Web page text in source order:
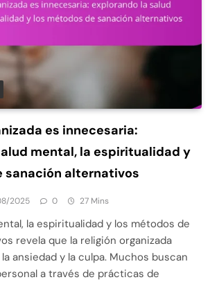
es innecesaria:
mental, la espiritualidad y
sanación alternativos
2025 0 27 Mins
la espiritualidad y los métodos de
revela que la religión organizada
ansiedad y la culpa. Muchos buscan
a través de prácticas de